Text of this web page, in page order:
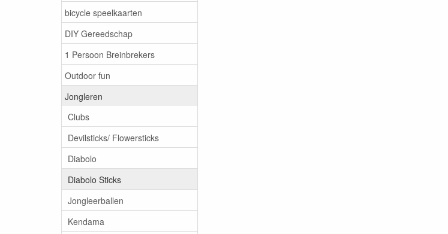
bicycle speelkaarten
DIY Gereedschap
1 Persoon Breinbrekers
Outdoor fun
Jongleren
Clubs
Devilsticks/ Flowersticks
Diabolo
Diabolo Sticks
Jongleerballen
Kendama